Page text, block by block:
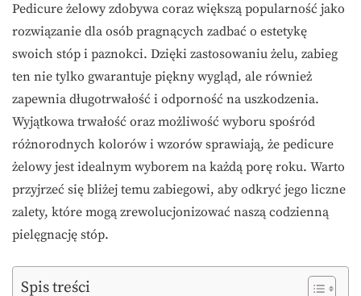
Pedicure żelowy zdobywa coraz większą popularność jako
rozwiązanie dla osób pragnących zadbać o estetykę
swoich stóp i paznokci. Dzięki zastosowaniu żelu, zabieg
ten nie tylko gwarantuje piękny wygląd, ale również
zapewnia długotrwałość i odporność na uszkodzenia.
Wyjątkowa trwałość oraz możliwość wyboru spośród
różnorodnych kolorów i wzorów sprawiają, że pedicure
żelowy jest idealnym wyborem na każdą porę roku. Warto
przyjrzeć się bliżej temu zabiegowi, aby odkryć jego liczne
zalety, które mogą zrewolucjonizować naszą codzienną
pielęgnację stóp.
Spis treści